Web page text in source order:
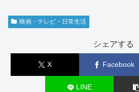
映画・テレビ・日常生活
シェアする
X Facebook
LINE